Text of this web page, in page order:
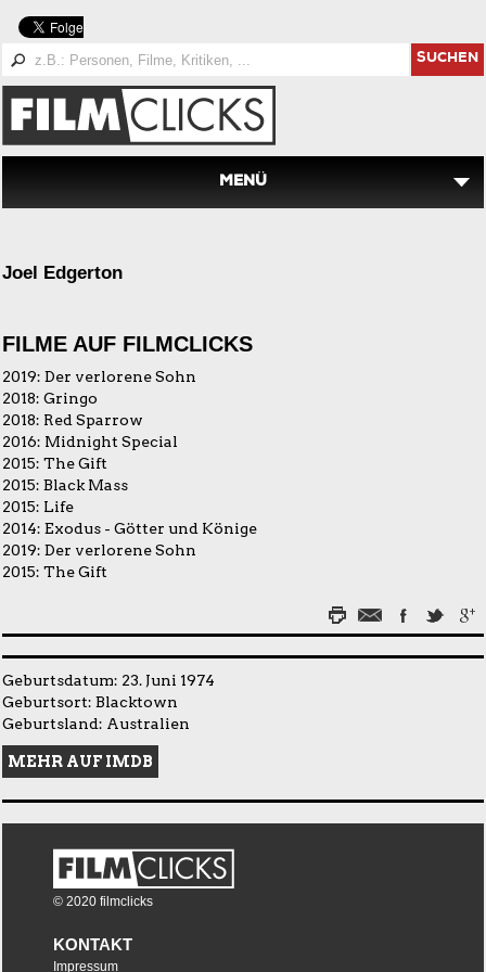
SUCHEN
MENÜ
Joel Edgerton
FILME AUF FILMCLICKS
2019: Der verlorene Sohn
2018: Gringo
2018: Red Sparrow
2016: Midnight Special
2015: The Gift
2015: Black Mass
2015: Life
2014: Exodus - Götter und Könige
2019: Der verlorene Sohn
2015: The Gift
Geburtsdatum: 23. Juni 1974
Geburtsort: Blacktown
Geburtsland: Australien
MEHR AUF IMDB
© 2020 filmclicks
KONTAKT
Impressum